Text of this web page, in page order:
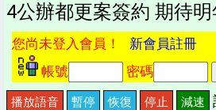
4公辦都更案簽約 期待
您尚未登入會員！ 新會員註冊
帳號
密碼
播放語音 暫停 恢復 停止 減速